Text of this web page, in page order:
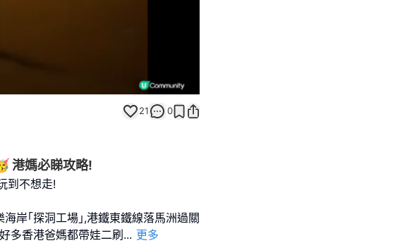
100.00%
Unmute
21 0
港媽必睇攻略!
到不想走!
岸｢探洞工場｣,港鐵東鐵線落馬洲過關
多香港爸媽都帶娃二刷 ... 更多